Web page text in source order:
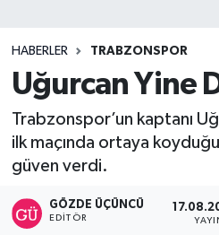
HABERLER TRABZONSPOR
Uğurcan Yine
Trabzonspor’un kaptanı
ilk maçında ortaya
güven verdi.
GÖZDE ÜÇÜNCÜ
EDITÖR
Teknoloji
TRABZON
TRABZONSPOR
Yaşam